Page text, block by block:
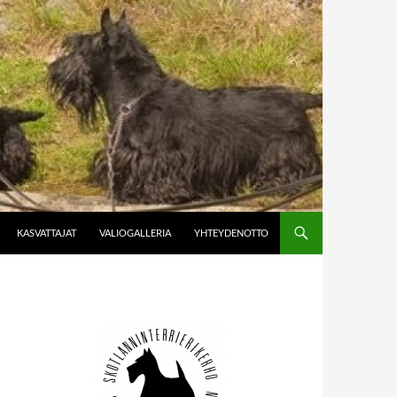
KASVATTAJAT VALIOGALLERIA YHTEYDENOTTO